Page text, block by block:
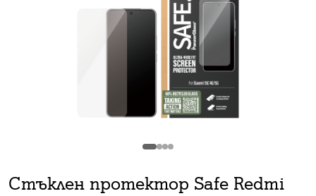
Стъклен протeктор Safe Redmi